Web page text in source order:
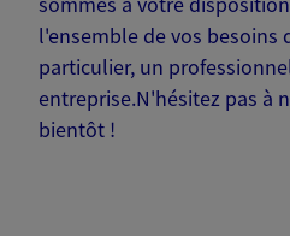
l'ensemble de vos besoins
particulier, un
entreprise.N'hésitez pas à
bientôt !